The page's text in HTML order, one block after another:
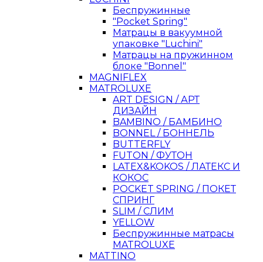
Беспружинные
"Pocket Spring"
Матрацы в вакуумной
упаковке "Luchini"
Матрацы на пружинном
блоке "Bonnel"
MAGNIFLEX
MATROLUXE
ART DESIGN / АРТ
ДИЗАЙН
BAMBINO / БАМБИНО
BONNEL / БОННЕЛЬ
BUTTERFLY
FUTON / ФУТОН
LATEX&KOKOS / ЛАТЕКС И
КОКОС
POCKET SPRING / ПОКЕТ
СПРИНГ
SLIM / СЛИМ
YELLOW
Беспружинные матрасы
MATROLUXE
MATTINO